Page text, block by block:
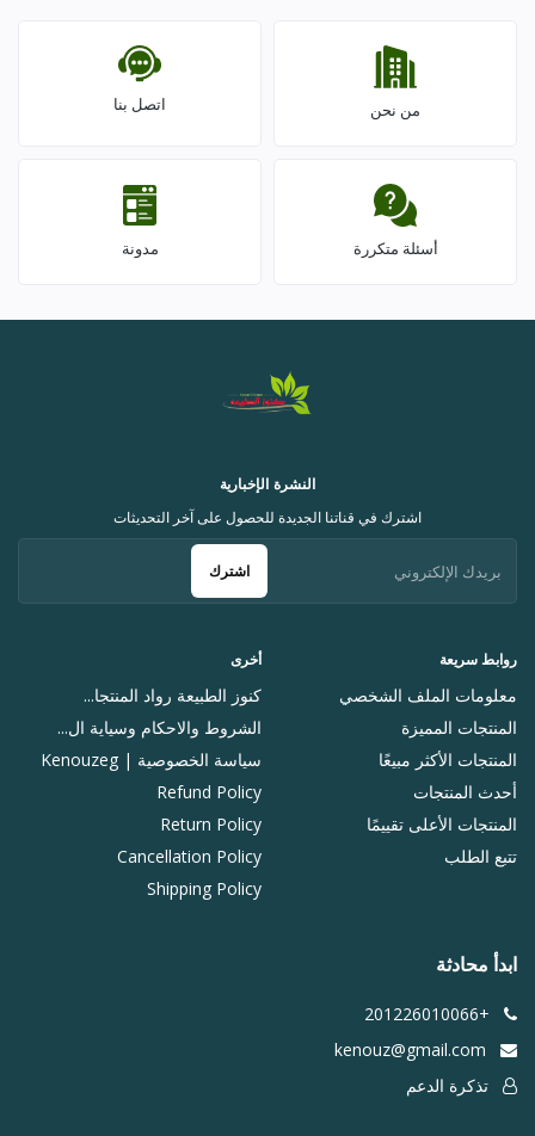
من نحن اتصل بنا
أسئلة متكررة مدونة
روابط سريعة
معلومات الملف الشخصي
المنتجات المميزة
المنتجات الأكثر مبيعًا
أحدث المنتجات
المنتجات الأعلى تقييمًا
تتبع الطلب
أخرى
كنوز الطبيعة رواد المنتجا...
الشروط والاحكام وسياية ال...
سياسة الخصوصية | Kenouzeg
Refund Policy
Return Policy
Cancellation Policy
Shipping Policy
النشرة الإخبارية
اشترك في قناتنا الجديدة للحصول على آخر التحديثات
اشترك
ابدأ محادثة
+201226010066
تذكرة الدعم